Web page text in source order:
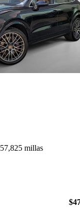
57,825 millas